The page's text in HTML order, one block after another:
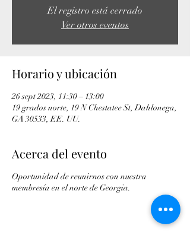
El registro está cerrado
Ver otros eventos
Horario y ubicación
26 sept 2023, 11:30 – 13:00
19 grados norte, 19 N Chestatee St, Dahlonega,
GA 30533, EE. UU.
Acerca del evento
Oportunidad de reunirnos con nuestra
membresía en el norte de Georgia.